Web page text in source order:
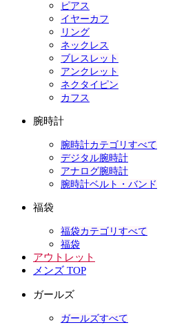
ピアス
イヤーカフ
リング
ネックレス
ブレスレット
アンクレット
ネクタイピン
カフス
腕時計
腕時計カテゴリすべて
デジタル腕時計
アナログ腕時計
腕時計ベルト・バンド
福袋
福袋カテゴリすべて
福袋
アウトレット
メンズ TOP
ガールズ
ガールズすべて